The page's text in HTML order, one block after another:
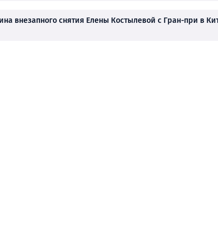
внезапного снятия Елены Костылевой с Гран-при в